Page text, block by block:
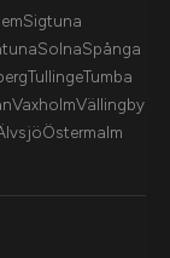
Sigtuna
SolnaSpånga
TullingeTumba
VaxholmVällingby
Östermalm